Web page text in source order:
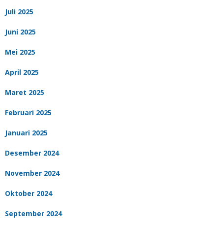
Juli 2025
Juni 2025
Mei 2025
April 2025
Maret 2025
Februari 2025
Januari 2025
Desember 2024
November 2024
Oktober 2024
September 2024